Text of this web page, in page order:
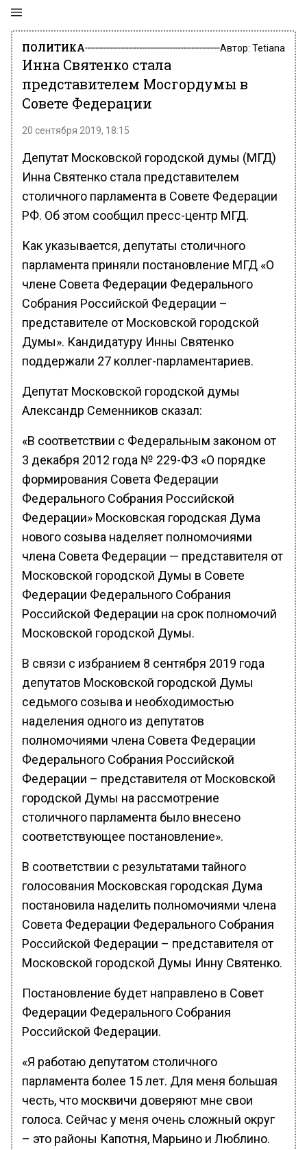
ПОЛИТИКА Автор: Tetiana
Инна Святенко стала
представителем Мосгордумы в
Совете Федерации
20 сентября 2019, 18:15
Депутат Московской городской думы (МГД)
Инна Святенко стала представителем
столичного парламента в Совете Федерации
РФ. Об этом сообщил пресс-центр МГД.
Как указывается, депутаты столичного
парламента приняли постановление МГД «О
члене Совета Федерации Федерального
Собрания Российской Федерации –
представителе от Московской городской
Думы». Кандидатуру Инны Святенко
поддержали 27 коллег-парламентариев.
Депутат Московской городской думы
Александр Семенников сказал:
«В соответствии с Федеральным законом от
3 декабря 2012 года № 229-ФЗ «О порядке
формирования Совета Федерации
Федерального Собрания Российской
Федерации» Московская городская Дума
нового созыва наделяет полномочиями
члена Совета Федерации — представителя от
Московской городской Думы в Совете
Федерации Федерального Собрания
Российской Федерации на срок полномочий
Московской городской Думы.
В связи с избранием 8 сентября 2019 года
депутатов Московской городской Думы
седьмого созыва и необходимостью
наделения одного из депутатов
полномочиями члена Совета Федерации
Федерального Собрания Российской
Федерации – представителя от Московской
городской Думы на рассмотрение
столичного парламента было внесено
соответствующее постановление».
В соответствии с результатами тайного
голосования Московская городская Дума
постановила наделить полномочиями члена
Совета Федерации Федерального Собрания
Российской Федерации – представителя от
Московской городской Думы Инну Святенко.
Постановление будет направлено в Совет
Федерации Федерального Собрания
Российской Федерации.
«Я работаю депутатом столичного
парламента более 15 лет. Для меня большая
честь, что москвичи доверяют мне свои
голоса. Сейчас у меня очень сложный округ
– это районы Капотня, Марьино и Люблино.